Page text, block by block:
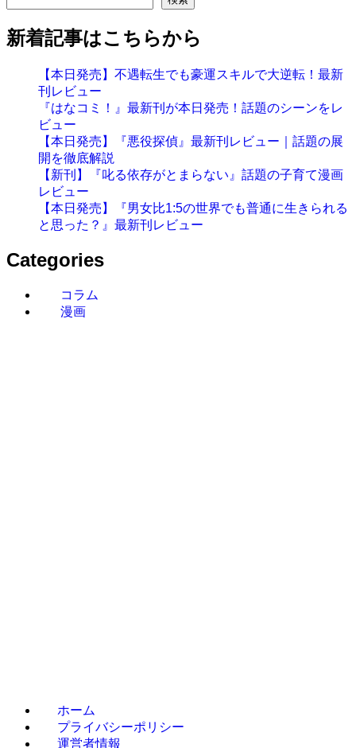
新着記事はこちらから
【本日発売】不遇転生でも豪運スキルで大逆転！最新
刊レビュー
『はなコミ！』最新刊が本日発売！話題のシーンをレ
ビュー
【本日発売】『悪役探偵』最新刊レビュー｜話題の展
開を徹底解説
【新刊】『叱る依存がとまらない』話題の子育て漫画
レビュー
【本日発売】『男女比1:5の世界でも普通に生きられる
と思った？』最新刊レビュー
Categories
コラム
漫画
ホーム
プライバシーポリシー
運営者情報